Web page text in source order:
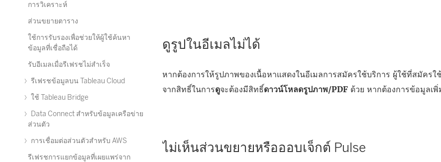
การวิเคราะห์
ส่วนขยายตาราง
ใช้การรับรองเพื่อช่วยให้ผู้ใช้ค้นหา
ข้อมูลที่เชื่อถือได้
รับอีเมลเมื่อรีเฟรชไม่สำเร็จ
รีเฟรชข้อมูลบน Tableau Cloud
ใช้ Tableau Bridge
Data Connect สำหรับข้อมูลเครือข่าย
ส่วนตัว
การเชื่อมต่อส่วนตัวสําหรับ AWS
รีเฟรชการแยกข้อมูลที่เผยแพร่จาก
ดูรูปในอีเมลไม่ได้
หากต้องการให้รูปภาพของเนื้อหาแสดงในอีเมลการสมัครใช้บริการ ผู้ใช้ที่สมัครใ
จากสิทธิ์ในการดูจะต้องมีสิทธิ์ดาวน์โหลดรูปภาพ/PDF ด้วย หากต้องการข้อมูลเ
ไม่เห็นส่วนขยายหรือออบเจ็กต์ Pulse